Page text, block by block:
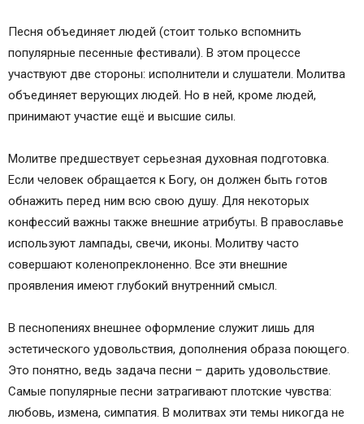
Песня объединяет людей (стоит только вспомнить
популярные песенные фестивали). В этом процессе
участвуют две стороны: исполнители и слушатели. Молитва
объединяет верующих людей. Но в ней, кроме людей,
принимают участие ещё и высшие силы.
Молитве предшествует серьезная духовная подготовка.
Если человек обращается к Богу, он должен быть готов
обнажить перед ним всю свою душу. Для некоторых
конфессий важны также внешние атрибуты. В православье
используют лампады, свечи, иконы. Молитву часто
совершают коленопреклоненно. Все эти внешние
проявления имеют глубокий внутренний смысл.
В песнопениях внешнее оформление служит лишь для
эстетического удовольствия, дополнения образа поющего.
Это понятно, ведь задача песни – дарить удовольствие.
Самые популярные песни затрагивают плотские чувства:
любовь, измена, симпатия. В молитвах эти темы никогда не